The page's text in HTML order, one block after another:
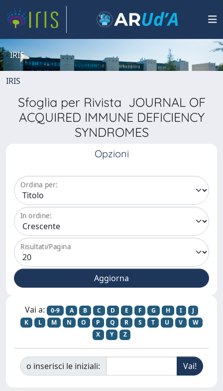
IRIS
IRIS
Sfoglia per Rivista JOURNAL OF
ACQUIRED IMMUNE DEFICIENCY
SYNDROMES
Opzioni
Ordina per:
In ordine:
Risultati/Pagina
Vai a: 0-9 A B C D E F G H I
J
K
L M N O P Q R S T U V
W
X
Y Z
o inserisci le iniziali: